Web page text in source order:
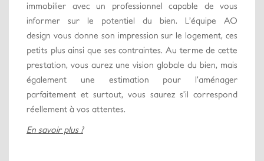
immobilier avec un professionnel capable de vous
informer sur le potentiel du bien. L’équipe AO
design vous donne son impression sur le logement, ces
petits plus ainsi que ses contraintes. Au terme de cette
prestation, vous aurez une vision globale du bien, mais
également une estimation pour l’aménager
parfaitement et surtout, vous saurez s’il correspond
réellement à vos attentes.
En savoir plus ?